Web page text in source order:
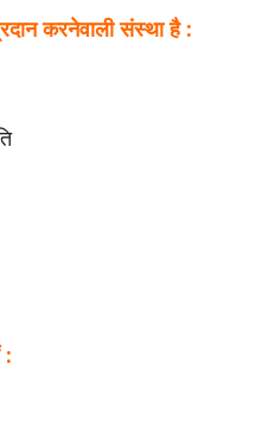
करनेवाली संस्था है :
: